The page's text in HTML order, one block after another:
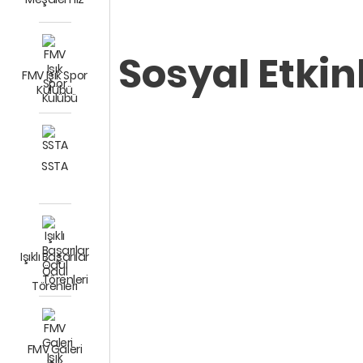
FMV Işık Spor
Kulübü
SSTA
Işıklı Başarılar
Ödül
Törenleri
FMV Galeri
Sosyal